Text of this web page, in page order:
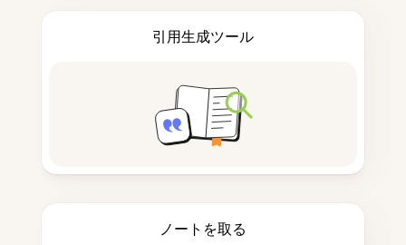
引用生成ツール
ノートを取る